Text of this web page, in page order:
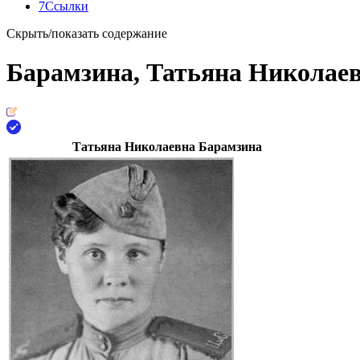
7Ссылки
Скрыть/показать содержание
Барамзина, Татьяна
Татьяна Николаевна Барамзина